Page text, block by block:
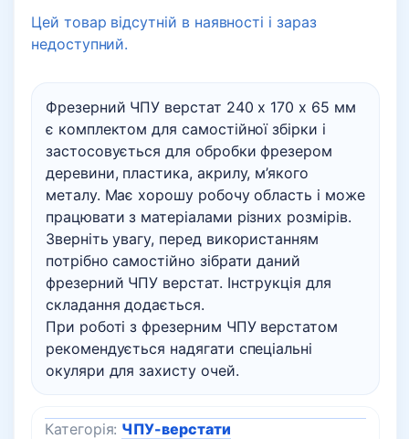
Фрезерний ЧПУ верстат 240 х 170 х 65 мм
є комплектом для самостійної збірки і
застосовується для обробки фрезером
деревини, пластика, акрилу, м’якого
металу. Має хорошу робочу область і може
працювати з матеріалами різних розмірів.
Зверніть увагу, перед використанням
потрібно самостійно зібрати даний
фрезерний ЧПУ верстат. Інструкція для
складання додається.
При роботі з фрезерним ЧПУ верстатом
рекомендується надягати спеціальні
окуляри для захисту очей.
Цей товар відсутній в наявності і зараз
недоступний.
Категорія: ЧПУ-верстати